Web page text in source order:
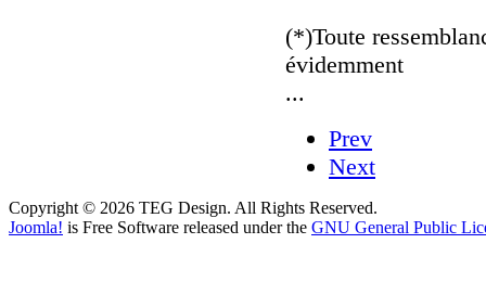
(*)Toute
évidemment
...
Prev
Next
Copyright © 2026 TEG Design. All Rights Reserved.
Joomla! is Free Software released under the GNU General Public